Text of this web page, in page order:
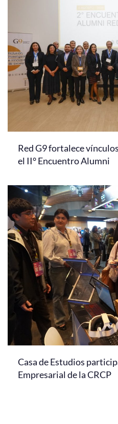
Red G9 fortalece
el II° Encuentro Alumni
Casa de Estudios
Empresarial de la CRCP